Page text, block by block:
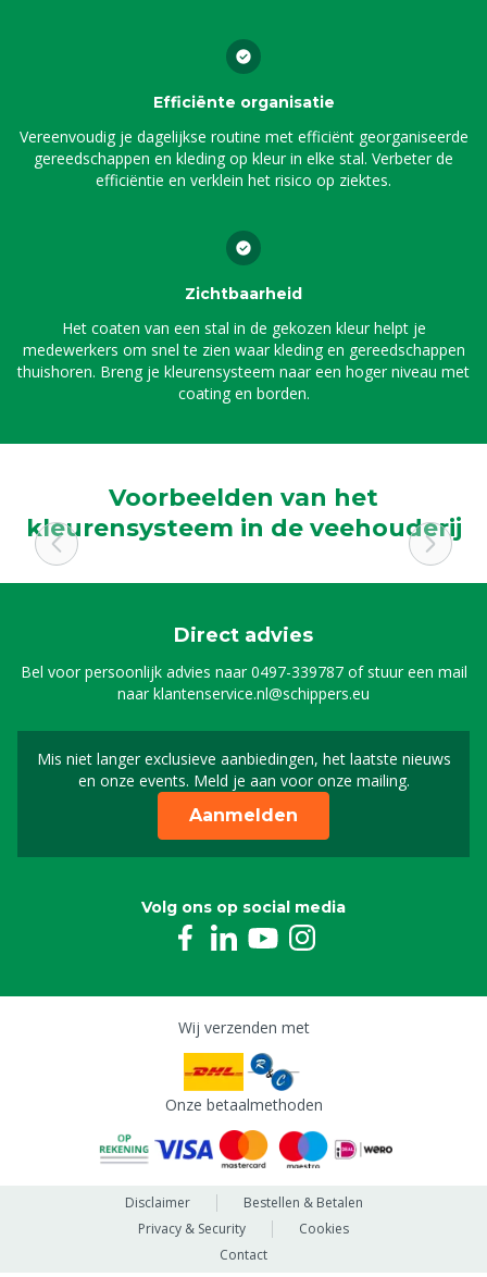
Efficiënte organisatie
Vereenvoudig je dagelijkse routine met efficiënt georganiseerde
gereedschappen en kleding op kleur in elke stal. Verbeter de
efficiëntie en verklein het risico op ziektes.
Zichtbaarheid
Het coaten van een stal in de gekozen kleur helpt je
medewerkers om snel te zien waar kleding en gereedschappen
thuishoren. Breng je kleurensysteem naar een hoger niveau met
coating en borden.
Voorbeelden van het
kleurensysteem in de veehouderij
Direct advies
Bel voor persoonlijk advies naar0497-339787of stuur een mail
naarklantenservice.nl@schippers.eu
Mis niet langer exclusieve aanbiedingen, het laatste nieuws
en onze events. Meld je aan voor onze mailing.
Schrijf je in voor onze
Aanmelden
Volg ons op social media
Wij verzenden met
Onze betaalmethoden
Disclaimer
Bestellen & Betalen
Privacy & Security
Cookies
Contact